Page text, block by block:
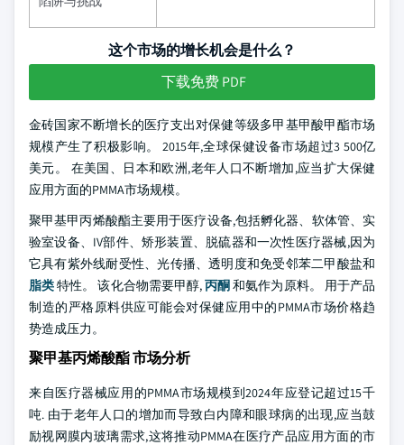
这个市场的增长机会是什么？
下载免费 PDF
金砖国家不断增长的医疗支出对保健等级多甲基甲酸甲酯市场
规模产生了积极影响。 2015年,全球保健设备市场超过3 500亿
美元。 在美国、日本和欧洲,老年人口不断增加,应当扩大保健
应用方面的PMMA市场规模。
聚甲基甲丙烯酸酯主要用于医疗设备,包括孵化器、软体管、实
验室设备、IV部件、矫形装置、脱硫器和一次性医疗器械,因为
它具有紫外线耐受性、光传播、透明度和免受邻苯二甲酸盐和
脂类特性。 该化合物需要甲醇,丙酮和氨作为原料。 用于产品
制造的严格原料供应可能会对保健应用中的PMMA市场价格趋
势造成压力。
聚甲基丙烯酸酯 市场分析
来自医疗器械应用的PMMA市场规模到2024年应登记超过15千
吨. 由于老年人口的增加而导致白内障和眼球病的出现,应当鼓
励视网膜内玻璃需求,这将推动PMMA在医疗产品应用方面的市